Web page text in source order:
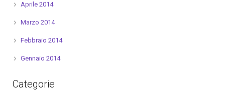
Aprile 2014
Marzo 2014
Febbraio 2014
Gennaio 2014
Categorie